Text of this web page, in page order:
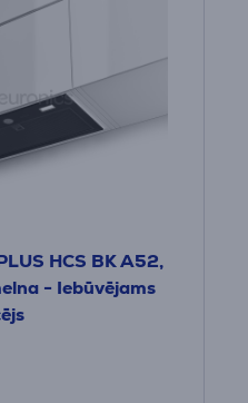
HCS BK A52,
- Iebūvējams